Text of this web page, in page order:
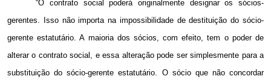
“O contrato social poderá originalmente designar os sócios-
gerentes. Isso não importa na impossibilidade de destituição do sócio-
gerente estatutário. A maioria dos sócios, com efeito, tem o poder de
alterar o contrato social, e essa alteração pode ser simplesmente para a
substituição do sócio-gerente estatutário. O sócio que não concordar